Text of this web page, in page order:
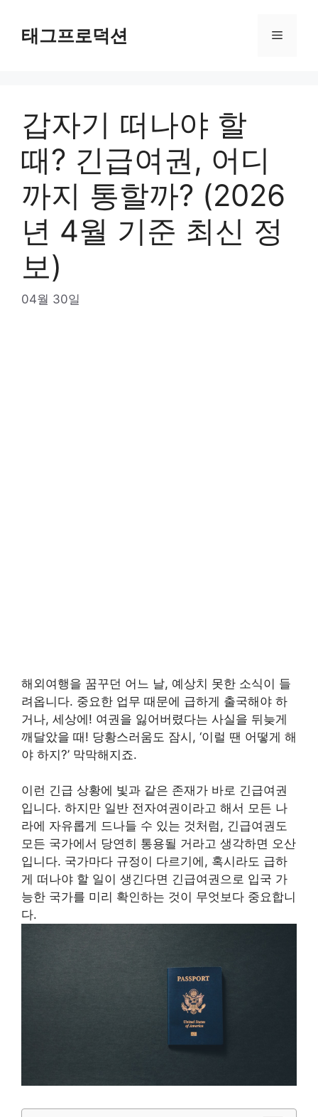
content태그프로덕션 Menu
갑자기 떠나야 할
때? 긴급여권, 어디
까지 통할까? (2026
년 4월 기준 최신 정
보)
04월 30일
해외여행을 꿈꾸던 어느 날, 예상치 못한 소식이 들
려옵니다. 중요한 업무 때문에 급하게 출국해야 하
거나, 세상에! 여권을 잃어버렸다는 사실을 뒤늦게
깨달았을 때! 당황스러움도 잠시, ‘이럴 땐 어떻게 해
야 하지?’ 막막해지죠.
이런 긴급 상황에 빛과 같은 존재가 바로 긴급여권
입니다. 하지만 일반 전자여권이라고 해서 모든 나
라에 자유롭게 드나들 수 있는 것처럼, 긴급여권도
모든 국가에서 당연히 통용될 거라고 생각하면 오산
입니다. 국가마다 규정이 다르기에, 혹시라도 급하
게 떠나야 할 일이 생긴다면 긴급여권으로 입국 가
능한 국가를 미리 확인하는 것이 무엇보다 중요합니
다.